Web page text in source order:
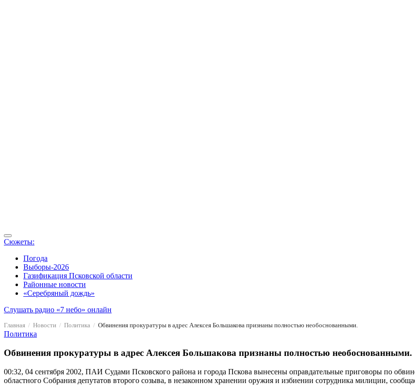
Сюжеты:
Погода
Выборы-2026
Газификация Псковской области
Районные новости
«Серебряный дождь»
Слушать радио «7 небо» онлайн
Главная Новости Политика Обвинения прокуратуры в адрес Алексея Большакова признаны полностью необоснованными.
Политика
Обвинения прокуратуры в адрес Алексея Большакова признаны полностью необоснованными.
00:32, 04 сентября 2002, ПАИ Судами Псковского района и города Пскова вынесены оправдательные приговоры по
областного Собрания депутатов второго созыва, в незаконном хранении оружия и избиении сотрудника милиции,